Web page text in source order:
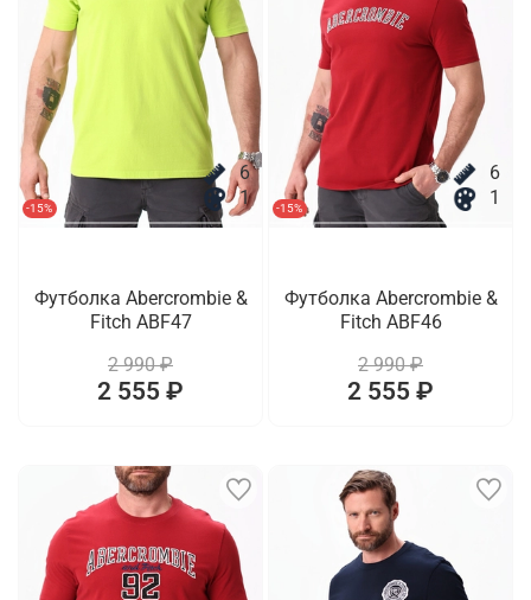
-15%
6
1
Футболка Abercrombie &
Fitch ABF47
2 990 ₽
2 555 ₽
-15%
6
1
Футболка Abercrombie &
Fitch ABF46
2 990 ₽
2 555 ₽